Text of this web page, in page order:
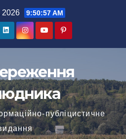
2026 9:50:57 AM
публіцистичне